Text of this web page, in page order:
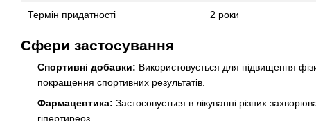
Термін придатності 2 роки
Сфери застосування
Спортивні добавки: Використовується для підвищення
покращення спортивних результатів.
Фармацевтика: Застосовується в лікуванні різних
гіпертиреоз.